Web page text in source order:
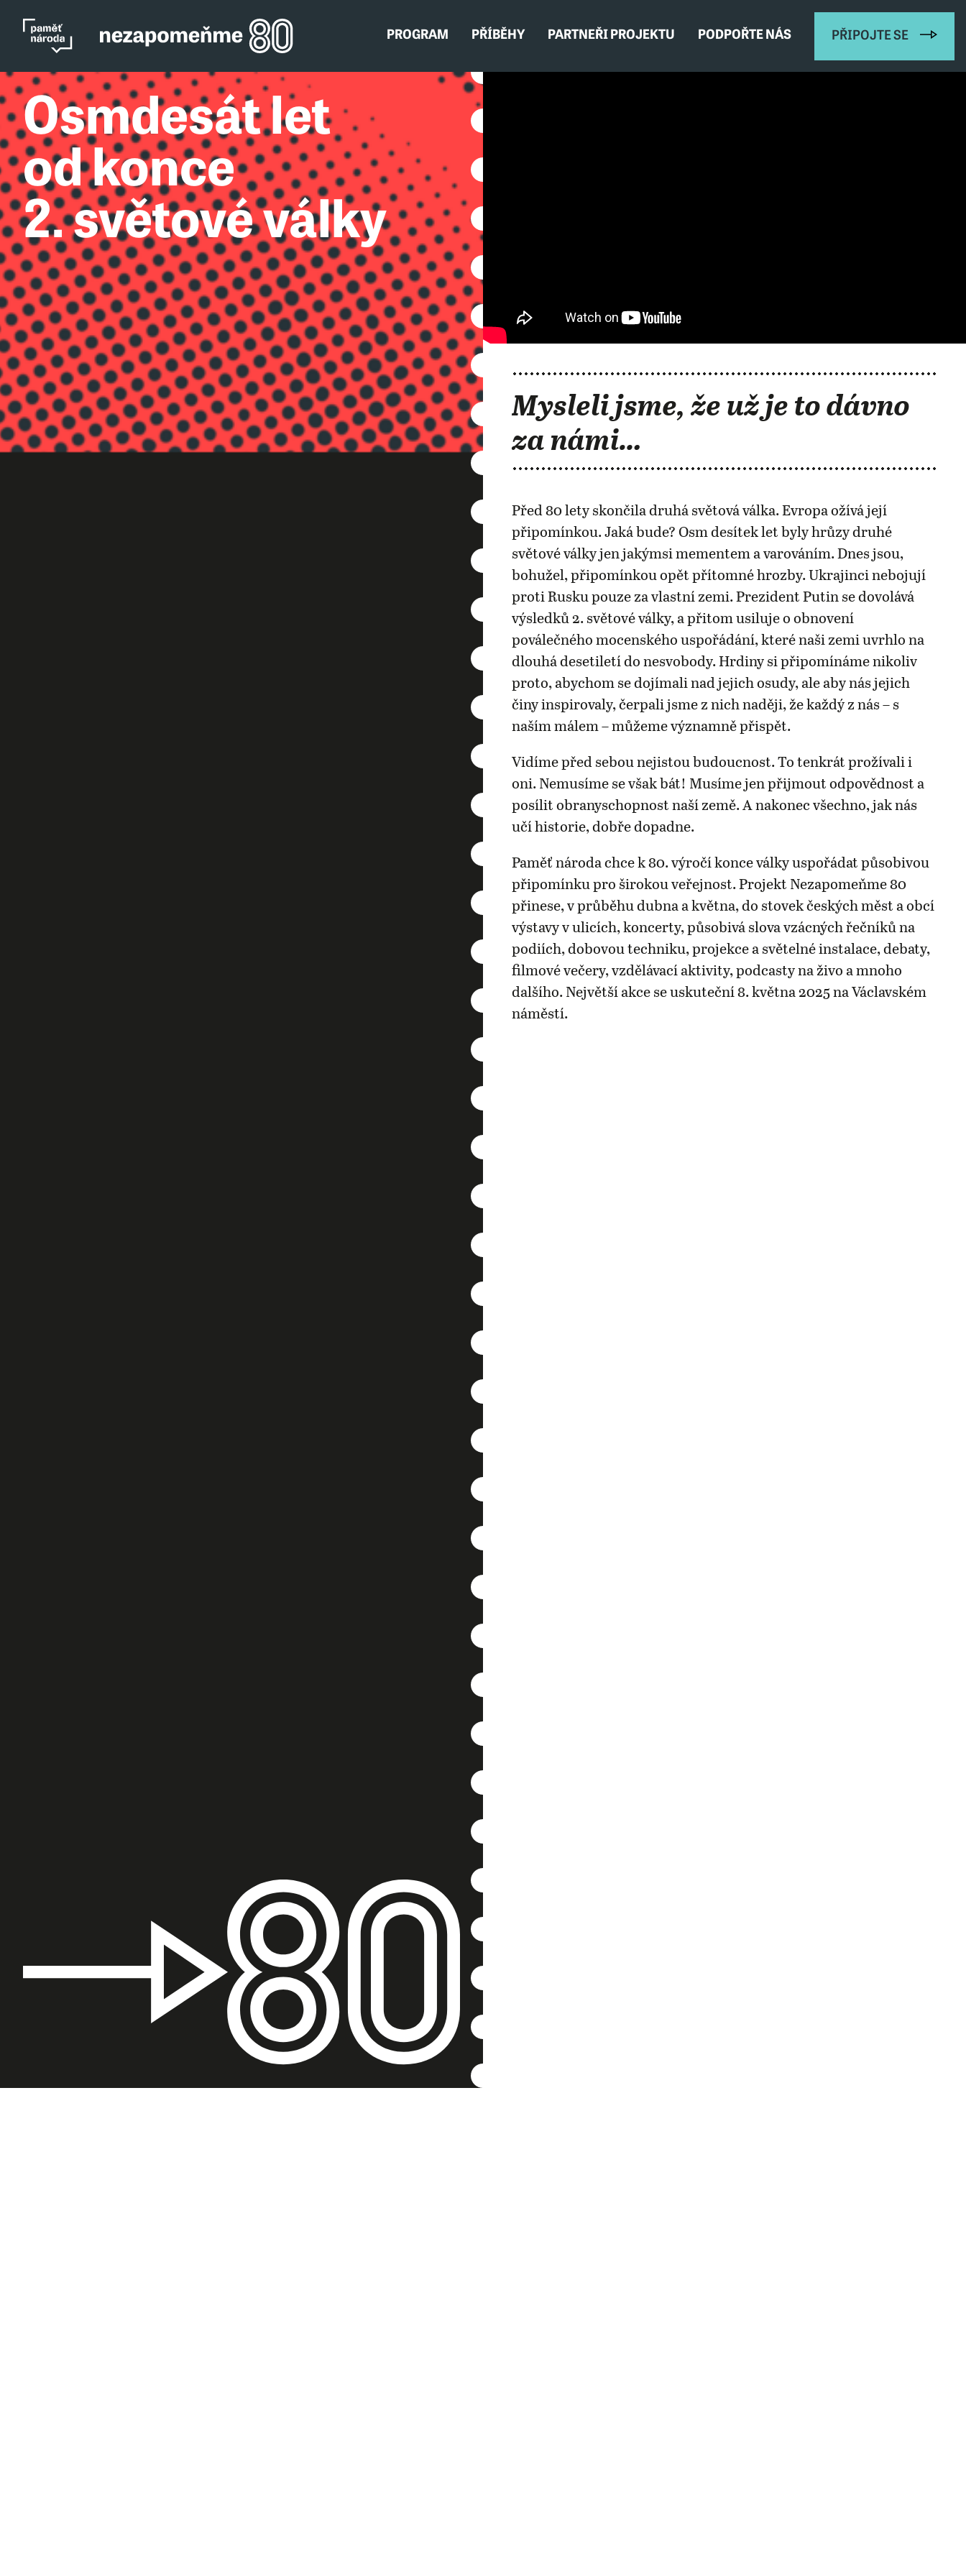
PROGRAM PŘÍBĚHY PARTNEŘI PROJEKTU PODPOŘTE NÁS PŘIPOJTE SE
Osmdesát let
od konce
2. světové války
Mysleli jsme, že už je to dávno
za námi…
Před 80 lety skončila druhá světová válka. Evropa ožívá její
připomínkou. Jaká bude? Osm desítek let byly hrůzy druhé
světové války jen jakýmsi mementem a varováním. Dnes jsou,
bohužel, připomínkou opět přítomné hrozby. Ukrajinci nebojují
proti Rusku pouze za vlastní zemi. Prezident Putin se dovolává
výsledků 2. světové války, a přitom usiluje o obnovení
poválečného mocenského uspořádání, které naši zemi uvrhlo na
dlouhá desetiletí do nesvobody. Hrdiny si připomínáme nikoliv
proto, abychom se dojímali nad jejich osudy, ale aby nás jejich
činy inspirovaly, čerpali jsme z nich naději, že každý z nás – s
naším málem – můžeme významně přispět.
Vidíme před sebou nejistou budoucnost. To tenkrát prožívali i
oni. Nemusíme se však bát! Musíme jen přijmout odpovědnost a
posílit obranyschopnost naší země. A nakonec všechno, jak nás
učí historie, dobře dopadne.
Paměť národa chce k 80. výročí konce války uspořádat působivou
připomínku pro širokou veřejnost. Projekt Nezapomeňme 80
přinese, v průběhu dubna a května, do stovek českých měst a obcí
výstavy v ulicích, koncerty, působivá slova vzácných řečníků na
podiích, dobovou techniku, projekce a světelné instalace, debaty,
filmové večery, vzdělávací aktivity, podcasty na živo a mnoho
dalšího. Největší akce se uskuteční 8. května 2025 na Václavském
náměstí.